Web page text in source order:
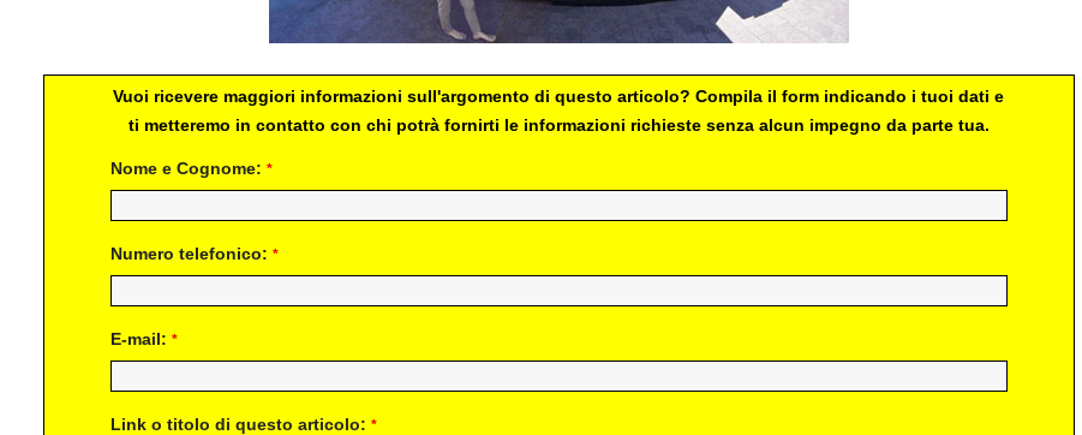
Vuoi ricevere maggiori informazioni sull'argomento di questo articolo? Compila il form indicando i tuoi dati e
ti metteremo in contatto con chi potrà fornirti le informazioni richieste senza alcun impegno da parte tua.
Nome e Cognome: *
Numero telefonico: *
E-mail: *
Link o titolo di questo articolo: *